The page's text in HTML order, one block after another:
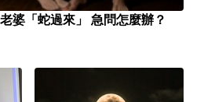
婆「蛇過來」 急問怎麼辦？